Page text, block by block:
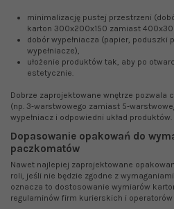
minimalizację pustej przestrzeni
karton 300x200x150 zamiast
dobór wypełniacza (papier, poduszki
wypełniacze),
ułożenie produktów tak, aby po
estetycznie.
Dobrze zaprojektowane wnętrze pozwala
(np. 3‑warstwowego zamiast
wypełniacz i odpowiedni układ produktów.
Dopasowanie opakowań do
paczkomatów
Nawet najlepiej zaprojektowane
roli, jeśli nie będzie zgodne z
oznacza to dostosowanie wymiarów
regulaminów firm kurierskich i